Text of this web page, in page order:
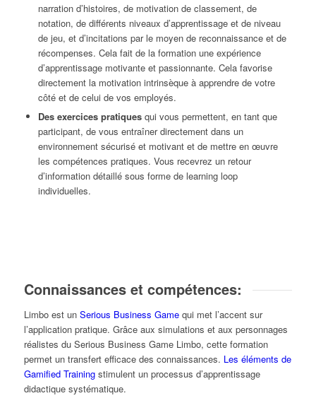
narration d’histoires, de motivation de classement, de
notation, de différents niveaux d’apprentissage et de niveau
de jeu, et d’incitations par le moyen de reconnaissance et de
récompenses. Cela fait de la formation une expérience
d’apprentissage motivante et passionnante. Cela favorise
directement la motivation intrinsèque à apprendre de votre
côté et de celui de vos employés.
Des exercices pratiquesqui vous permettent, en tant que
participant, de vous entraîner directement dans un
environnement sécurisé et motivant et de mettre en œuvre
les compétences pratiques. Vous recevrez un retour
d’information détaillé sous forme de learning loop
individuelles.
Connaissances et compétences:
Limbo est un Serious Business Gamequi met l’accent sur
l’application pratique. Grâce aux simulations et aux personnages
réalistes du Serious Business Game Limbo, cette formation
permet un transfert efficace des connaissances. Les éléments de
Gamified Trainingstimulent un processus d’apprentissage
didactique systématique.